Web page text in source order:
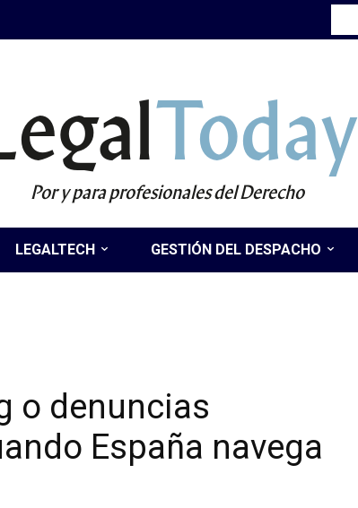
Today
Por y para profesionales del Derecho
LEGALTECH GESTIÓN DEL DESPACHO
o denuncias
España navega